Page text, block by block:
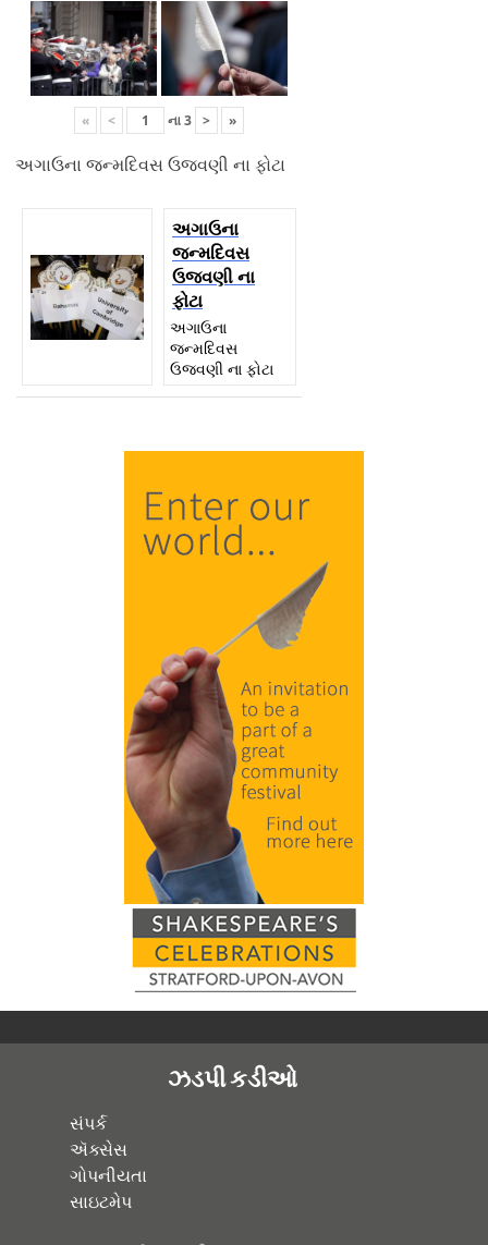
« < ના3 > »
અગાઉના જન્મદિવસ ઉજવણી ના ફોટા
અગાઉના
જન્મદિવસ
ઉજવણી ના
ફોટા
અગાઉના
જન્મદિવસ
ઉજવણી ના ફોટા
ઝડપી કડીઓ
સંપર્ક
ઍક્સેસ
ગોપનીયતા
સાઇટમેપ